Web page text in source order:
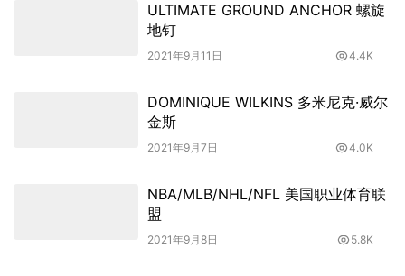
ULTIMATE GROUND ANCHOR 螺旋
地钉
2021年9月11日 4.4K
DOMINIQUE WILKINS 多米尼克·威尔
金斯
2021年9月7日 4.0K
NBA/MLB/NHL/NFL 美国职业体育联
盟
2021年9月8日 5.8K